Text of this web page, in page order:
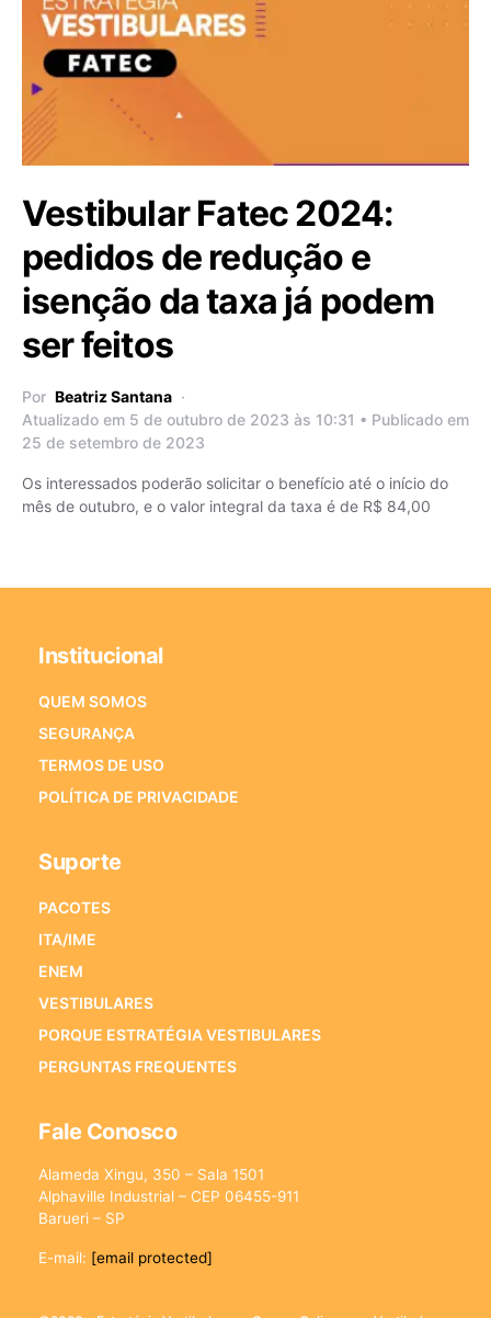
Vestibular Fatec 2024:
pedidos de redução e
isenção da taxa já podem
ser feitos
Por Beatriz Santana
Atualizado em 5 de outubro de 2023 às 10:31 • Publicado em
25 de setembro de 2023
Os interessados poderão solicitar o benefício até o início do
mês de outubro, e o valor integral da taxa é de R$ 84,00
Institucional
QUEM SOMOS
SEGURANÇA
TERMOS DE USO
POLÍTICA DE PRIVACIDADE
Suporte
PACOTES
ITA/IME
ENEM
VESTIBULARES
PORQUE ESTRATÉGIA VESTIBULARES
PERGUNTAS FREQUENTES
Fale Conosco
Alameda Xingu, 350 – Sala 1501
Alphaville Industrial – CEP 06455-911
Barueri – SP
E-mail: [email protected]